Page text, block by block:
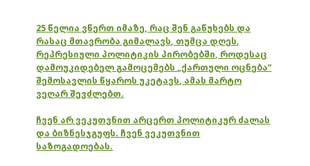
25 წელია ვწერთ იმაზე, რაც შენ გაწუხებს და
რასაც მთავრობა გიმალავს, თუმცა დღეს,
რეპრესიული პოლიტიკის პირობებში, როდესაც
დამოუკიდებელ გამოცემებს „ქართული ოცნება“
შემოსავლის წყაროს უკეტავს, ამას მარტო
ვეღარ შევძლებთ.
ჩვენ არ ვეკუთვნით არცერთ პოლიტიკურ ძალას
და ბიზნესჯგუფს. ჩვენ ვეკუთვნით
საზოგადოებას.